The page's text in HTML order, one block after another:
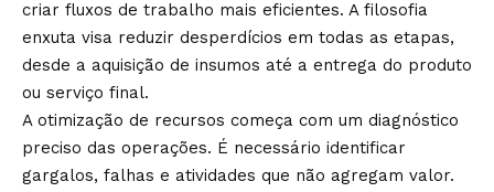
criar fluxos de trabalho mais eficientes. A filosofia
enxuta visa reduzir desperdícios em todas as etapas,
desde a aquisição de insumos até a entrega do produto
ou serviço final.
A otimização de recursos começa com um diagnóstico
preciso das operações. É necessário identificar
gargalos, falhas e atividades que não agregam valor.